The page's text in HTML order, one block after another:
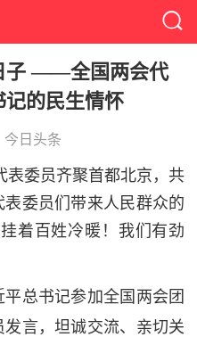
子 ——全国两会代
的民生情怀
今日头条
表委员齐聚首都北京，共
委员们带来人民群众的
着百姓冷暖！我们有劲
总书记参加全国两会团
言，坦诚交流、亲切关